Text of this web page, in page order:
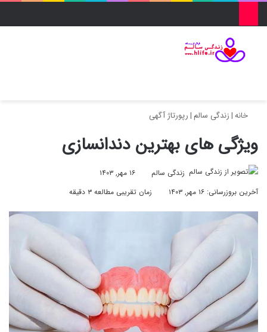
خانه|زندگی سالم |رپورتاژ آگهی
ویژگی های بهترین دندانسازی
زندگی سالم
۱۶ مهر, ۱۴۰۳
آخرین بروزرسانی: ۱۶ مهر, ۱۴۰۳
زمان تقریبی مطالعه ۳ دقیقه